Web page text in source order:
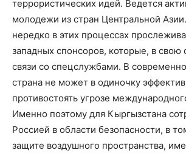
террористических идей. Ведется
молодежи из стран Центральной
нередко в этих процессах
западных спонсоров, которые, в
связи со спецслужбами. В
страна не может в одиночку
противостоять угрозе
Именно поэтому для Кыргызстана
Россией в области безопасности, в
защите воздушного пространства,